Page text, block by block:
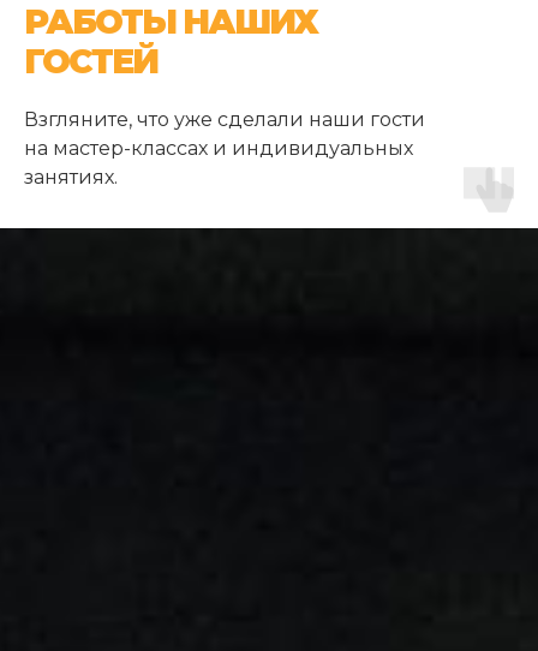
РАБОТЫ НАШИХ
ГОСТЕЙ
Взгляните, что уже сделали наши гости
на мастер-классах и индивидуальных
занятиях.